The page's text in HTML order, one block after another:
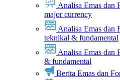
Analisa Emas dan
major currency
Analisa Emas dan
teknikal & fundamental
Analisa Emas dan
& fundamental
Berita Emas dan